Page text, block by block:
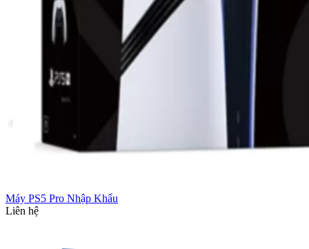
Máy PS5 Pro Nhập Khẩu
Liên hệ